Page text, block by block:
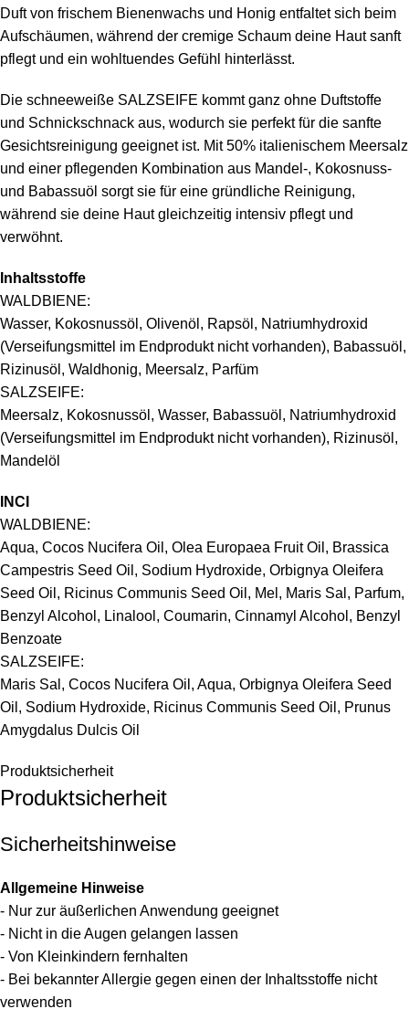
Duft von frischem Bienenwachs und Honig entfaltet sich beim
Aufschäumen, während der cremige Schaum deine Haut sanft
pflegt und ein wohltuendes Gefühl hinterlässt.
Die schneeweiße SALZSEIFE kommt ganz ohne Duftstoffe
und Schnickschnack aus, wodurch sie perfekt für die sanfte
Gesichtsreinigung geeignet ist. Mit 50% italienischem Meersalz
und einer pflegenden Kombination aus Mandel-, Kokosnuss-
und Babassuöl sorgt sie für eine gründliche Reinigung,
während sie deine Haut gleichzeitig intensiv pflegt und
verwöhnt.
Inhaltsstoffe
WALDBIENE:
Wasser, Kokosnussöl, Olivenöl, Rapsöl, Natriumhydroxid
(Verseifungsmittel im Endprodukt nicht vorhanden), Babassuöl,
Rizinusöl, Waldhonig, Meersalz, Parfüm
SALZSEIFE:
Meersalz, Kokosnussöl, Wasser, Babassuöl, Natriumhydroxid
(Verseifungsmittel im Endprodukt nicht vorhanden), Rizinusöl,
Mandelöl
INCI
WALDBIENE:
Aqua, Cocos Nucifera Oil, Olea Europaea Fruit Oil, Brassica
Campestris Seed Oil, Sodium Hydroxide, Orbignya Oleifera
Seed Oil, Ricinus Communis Seed Oil, Mel, Maris Sal, Parfum,
Benzyl Alcohol, Linalool, Coumarin, Cinnamyl Alcohol, Benzyl
Benzoate
SALZSEIFE:
Maris Sal, Cocos Nucifera Oil, Aqua, Orbignya Oleifera Seed
Oil, Sodium Hydroxide, Ricinus Communis Seed Oil, Prunus
Amygdalus Dulcis Oil
Produktsicherheit
Produktsicherheit
Sicherheitshinweise
Allgemeine Hinweise
- Nur zur äußerlichen Anwendung geeignet
- Nicht in die Augen gelangen lassen
- Von Kleinkindern fernhalten
- Bei bekannter Allergie gegen einen der Inhaltsstoffe nicht
verwenden